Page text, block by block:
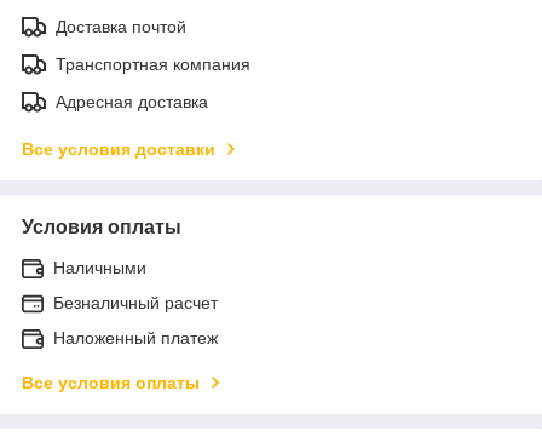
Доставка почтой
Транспортная компания
Адресная доставка
Все условия доставки
Условия оплаты
Наличными
Безналичный расчет
Наложенный платеж
Все условия оплаты